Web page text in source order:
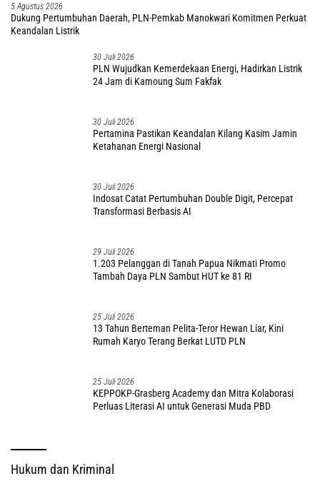
5 Agustus 2026
Dukung Pertumbuhan Daerah, PLN-Pemkab Manokwari Komitmen Perkuat
Keandalan Listrik
30 Juli 2026
PLN Wujudkan Kemerdekaan Energi, Hadirkan Listrik
24 Jam di Kamoung Sum Fakfak
30 Juli 2026
Pertamina Pastikan Keandalan Kilang Kasim Jamin
Ketahanan Energi Nasional
30 Juli 2026
Indosat Catat Pertumbuhan Double Digit, Percepat
Transformasi Berbasis AI
29 Juli 2026
1.203 Pelanggan di Tanah Papua Nikmati Promo
Tambah Daya PLN Sambut HUT ke 81 RI
25 Juli 2026
13 Tahun Berteman Pelita-Teror Hewan Liar, Kini
Rumah Karyo Terang Berkat LUTD PLN
25 Juli 2026
KEPPOKP-Grasberg Academy dan Mitra Kolaborasi
Perluas Literasi AI untuk Generasi Muda PBD
Hukum dan Kriminal